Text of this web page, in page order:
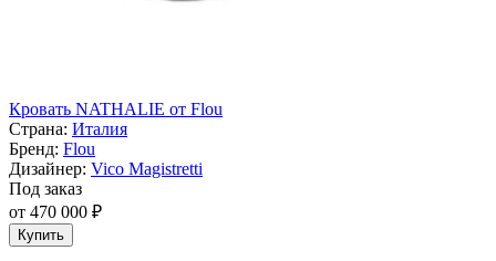
Кровать NATHALIE от Flou
Страна: Италия
Бренд: Flou
Дизайнер: Vico Magistretti
Под заказ
от 470 000 ₽
Купить